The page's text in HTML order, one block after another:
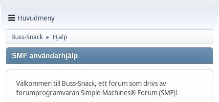
Huvudmeny
Buss-Snack ► Hjälp
SMF användarhjälp
Välkommen till Buss-Snack, ett forum som drivs av
forumprogramvaran Simple Machines® Forum (SMF)!